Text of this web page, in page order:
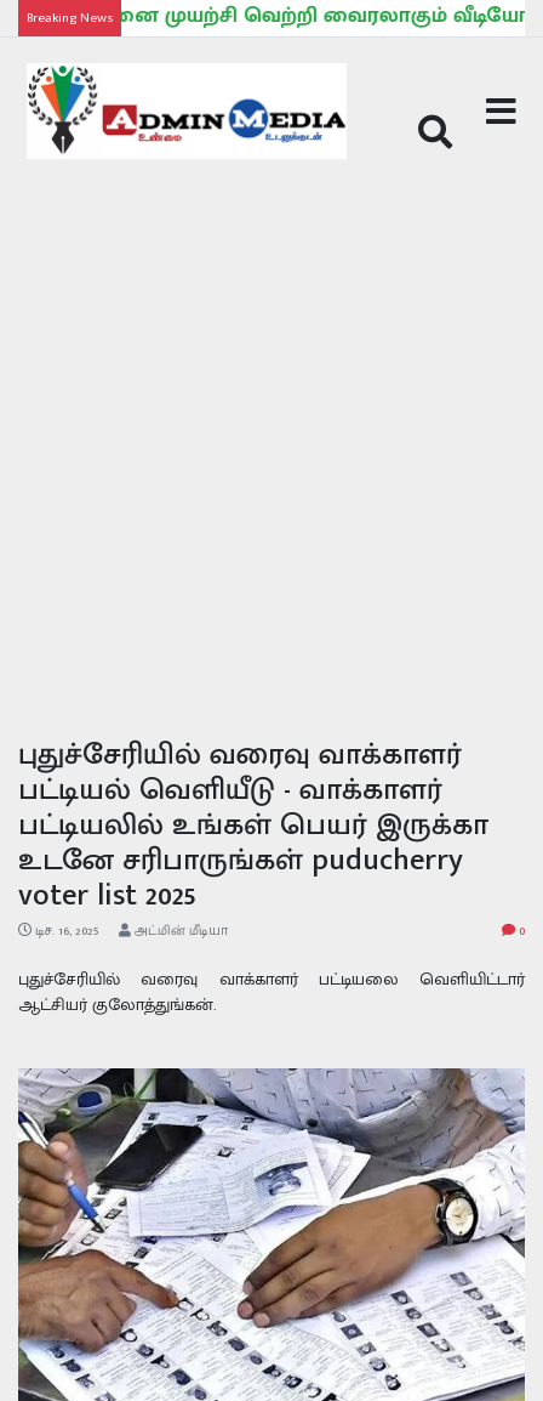
Breaking Newsமுயற்சி வெற்றி வைரலாகும் வீடியோ Electric
புதுச்சேரியில் வரைவு வாக்காளர்
பட்டியல் வெளியீடு - வாக்காளர்
பட்டியலில் உங்கள் பெயர் இருக்கா
உடனே சரிபாருங்கள் puducherry
voter list 2025
டிச. 16, 2025 அட்மின் மீடியா 0
புதுச்சேரியில் வரைவு வாக்காளர் பட்டியலை வெளியிட்டார்
ஆட்சியர் குலோத்துங்கன்.